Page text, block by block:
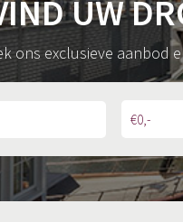
UW
ons exclusieve aanbod